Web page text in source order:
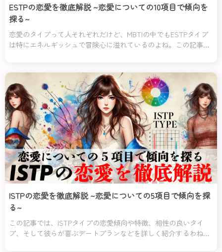
ESTPの恋愛を徹底解説 ~恋愛についての10項目で傾向を
探る~
恋愛のタイプって人それぞれだけど、MBTIの中でもESTPタイプ
は特にエネルギッシュで冒険心に溢れているのよね。この記事で
ISTPの恋愛を徹底解説 ~恋愛についての5項目で傾向を探
る~
この記事では、ISTPタイプの恋愛傾向や特徴、相性の良いタイ
プ、そして彼らが喜ぶデートプランなどを詳しく紹介するわね。